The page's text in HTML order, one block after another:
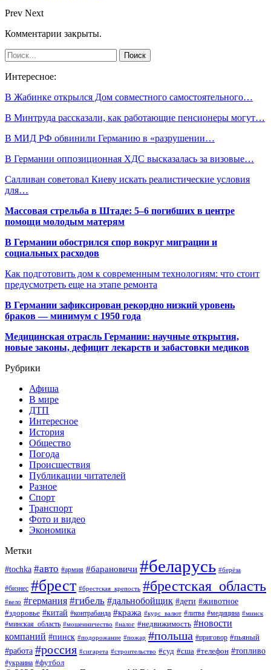
Prev Next
Комментарии закрыты.
Интересное:
В Жабинке открылся Дом совместного самостоятельного…
В Минтруда рассказали, как работающие пенсионеры могут…
В МИД РФ обвинили Германию в «разрушении…
В Германии оппозиционная ХДС высказалась за визовые…
Салливан советовал Киеву искать реалистические условия
для…
Массовая стрельба в Штаде: 5–6 погибших в центре
помощи молодым матерям
В Германии обострился спор вокруг миграции и
социальных расходов
Как подготовить дом к современным технологиям: что стоит
предусмотреть еще на этапе ремонта
В Германии зафиксирован рекордно низкий уровень
браков — минимум с 1950 года
Медицинская отрасль Германии: научные открытия,
новые законы, дефицит лекарств и забастовки медиков
Рубрики
Афиша
В мире
ДТП
Интересное
История
Общество
Погода
Происшествия
Публикации читателей
Разное
Спорт
Транспорт
Фото и видео
Экономика
Метки
#tochka #авто #армия #барановичи #беларусь #берёза
#бизнес #брест #брестская_крепость #брестская_область
#вело #германия #гибель #дальнобойщик #дети #животное
#здоровье #китай #контрабанда #кража #курс_валют #литва #медицина #минск
#минская_область #мошенничество #налог #недвижимость #новости
компаний #пинск #подорожание #пожар #польша #приговор #пьяный
#работа #россия #сигарета #строительство #суд #сша #телефон #топливо
#украина #футбол